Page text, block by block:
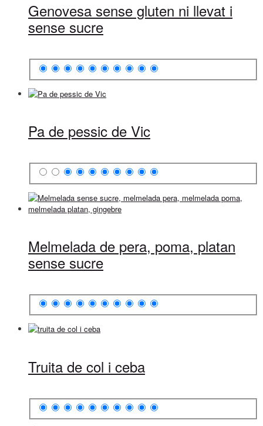
Genovesa sense gluten ni llevat i
sense sucre
Pa de pessic de Vic
Melmelada de pera, poma, platan
sense sucre
Truita de col i ceba